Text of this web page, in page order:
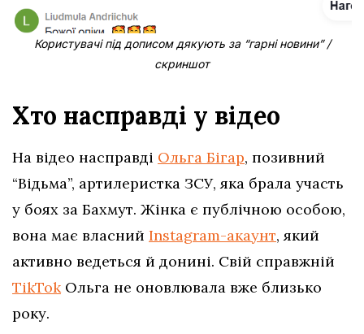
Користувачі під дописом дякують за “гарні новини” /
скриншот
Хто насправді у відео
На відео насправді Ольга Бігар, позивний
“Відьма”, артилеристка ЗСУ, яка брала участь
у боях за Бахмут. Жінка є публічною особою,
вона має власний Instagram-акаунт, який
активно ведеться й донині. Свій справжній
TikTokОльга не оновлювала вже близько
року.